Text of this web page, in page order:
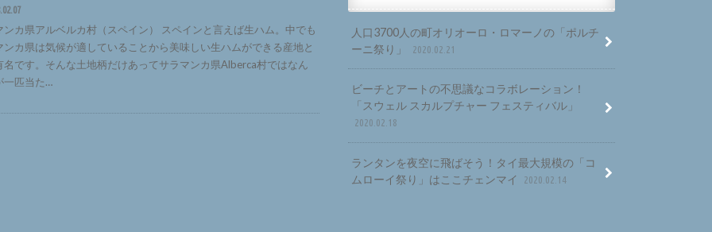
ンカ県アルベルカ村（スペイン） スペインと言えば生ハム。中でも
ンカ県は気候が適していることから美味しい生ハムができる産地と
名です。そんな土地柄だけあってサラマンカ県Alberca村ではなん
一匹当た…
人口3700人の町オリオーロ・ロマーノの「ポルチ
ーニ祭り」
2020.02.21
ビーチとアートの不思議なコラボレーション！
「スウェル スカルプチャー フェスティバル」
2020.02.18
ランタンを夜空に飛ばそう！タイ最大規模の「コ
ムローイ祭り」はここチェンマイ
2020.02.14